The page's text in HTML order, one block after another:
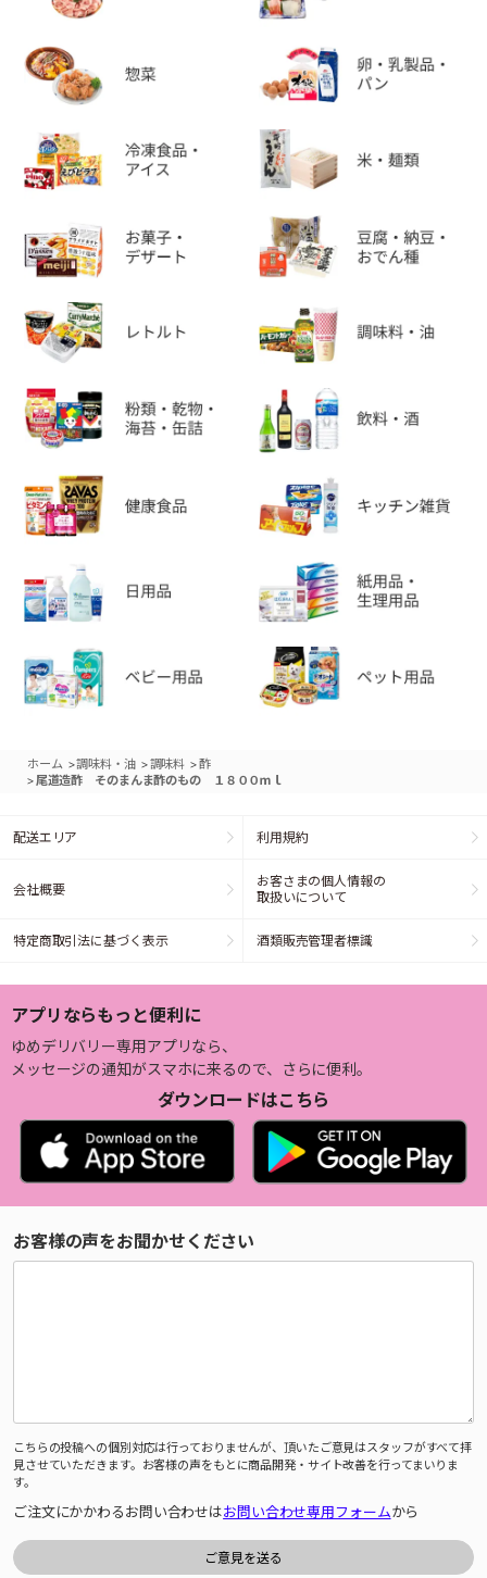
ホーム >調味料・油 >調味料 >酢
>尾道造酢 そのまんま酢のもの １８００ｍｌ
配送エリア 利用規約
会社概要
お客さまの個人情報の
取扱いについて
特定商取引法に基づく表示 酒類販売管理者標識
アプリならもっと便利に
ゆめデリバリー専用アプリなら、
メッセージの通知がスマホに来るので、さらに便利。
ダウンロードはこちら
お客様の声をお聞かせください
こちらの投稿への個別対応は行っておりませんが、頂いたご意見はスタッフがすべて拝
見させていただきます。お客様の声をもとに商品開発・サイト改善を行ってまいりま
す。
ご注文にかかわるお問い合わせはお問い合わせ専用フォームから